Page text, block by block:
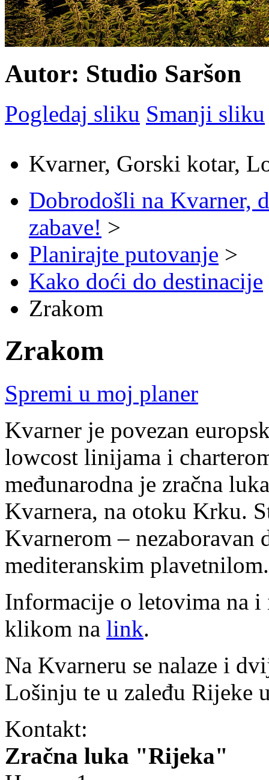
Autor: Studio Saršon
Pogledaj sliku Smanji sliku
Kvarner, Gorski kotar,
Dobrodošli na Kvarner,
zabave! >
Planirajte putovanje >
Kako doći do destinacije
Zrakom
Zrakom
Spremi u moj planer
Kvarner je povezan
lowcost linijama i
međunarodna je zračna
Kvarnera, na otoku Krku.
Kvarnerom –
mediteranskim plavetnilom.
Informacije o letovima na
klikom na link.
Na Kvarneru se nalaze i
Lošinju te u zaleđu Rijeke
Kontakt:
Zračna luka "Rijeka"